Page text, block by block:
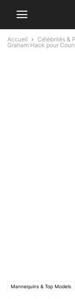
Accueil Célébrités &
Graham Hack pour
Mannequins & Top Models